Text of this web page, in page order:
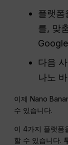
플랫폼
를, 맞
다음
나노
이제 Nano
수 있습니다.
이 4가지 플랫폼
할 수 있습니다.